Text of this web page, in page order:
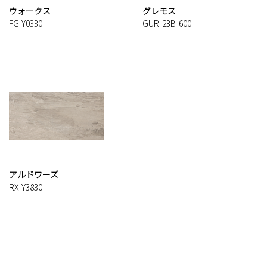
ウォークス
FG-Y0330
グレモス
GUR-23B-600
アルドワーズ
RX-Y3830